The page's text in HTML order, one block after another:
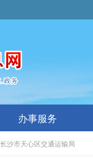
办事服务
长沙市天心区交通运输局